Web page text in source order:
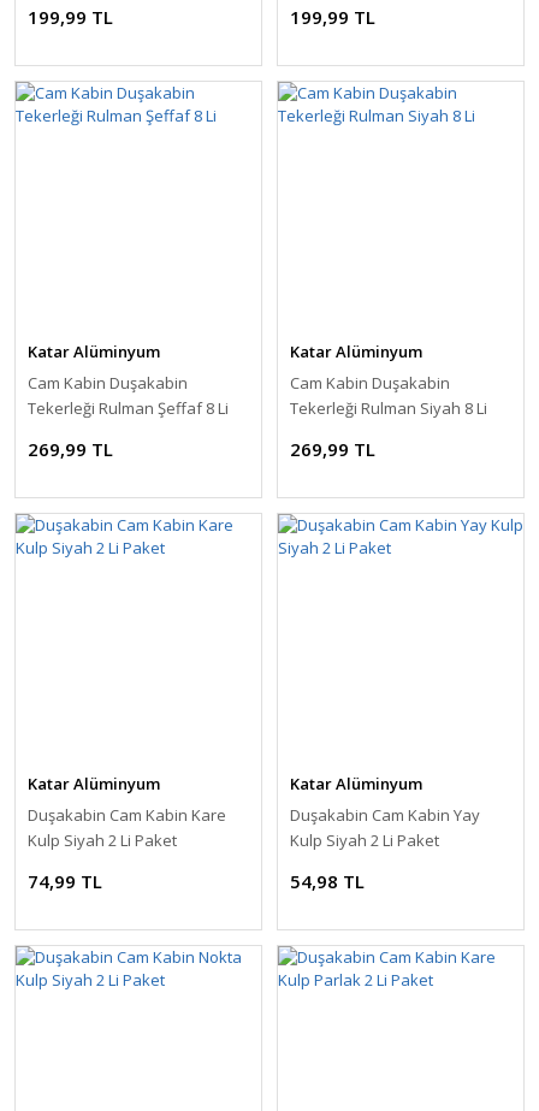
199,99 TL 199,99 TL
Katar Alüminyum
Cam Kabin Duşakabin
Tekerleği Rulman Şeffaf 8 Li
269,99 TL
Katar Alüminyum
Cam Kabin Duşakabin
Tekerleği Rulman Siyah 8 Li
269,99 TL
Katar Alüminyum
Duşakabin Cam Kabin Kare
Kulp Siyah 2 Li Paket
74,99 TL
Katar Alüminyum
Duşakabin Cam Kabin Yay
Kulp Siyah 2 Li Paket
54,98 TL